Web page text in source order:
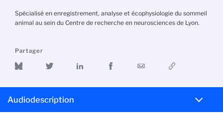
Spécialisé en enregistrement, analyse et écophysiologie du sommeil
animal au sein du Centre de recherche en neurosciences de Lyon.
Partager
Audiodescription